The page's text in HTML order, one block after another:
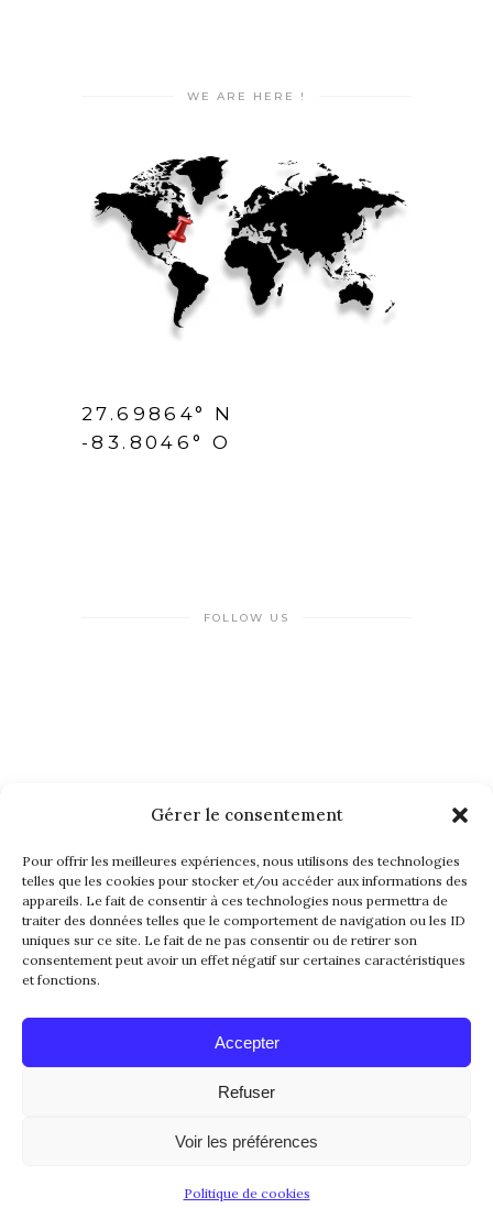
Gérer le consentement
Pour offrir les meilleures expériences, nous utilisons des technologies
telles que les cookies pour stocker et/ou accéder aux informations des
appareils. Le fait de consentir à ces technologies nous permettra de
traiter des données telles que le comportement de navigation ou les ID
uniques sur ce site. Le fait de ne pas consentir ou de retirer son
consentement peut avoir un effet négatif sur certaines caractéristiques
et fonctions.
Accepter
Refuser
Voir les préférences
Politique de cookies
WE ARE HERE !
27.69864° N
-83.8046° O
FOLLOW US
© 2016-2026. All Rights Reserved. Made with